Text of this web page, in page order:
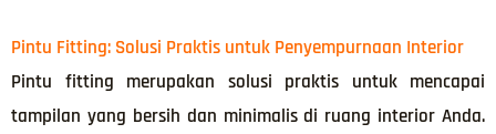
Pintu Fitting: Solusi Praktis untuk Penyempurnaan Interior
Pintu fitting merupakan solusi praktis untuk mencapai
tampilan yang bersih dan minimalis di ruang interior Anda.